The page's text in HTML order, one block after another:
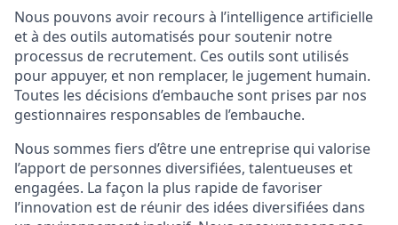
Nous pouvons avoir recours à l’intelligence artificielle
et à des outils automatisés pour soutenir notre
processus de recrutement. Ces outils sont utilisés
pour appuyer, et non remplacer, le jugement humain.
Toutes les décisions d’embauche sont prises par nos
gestionnaires responsables de l’embauche.
Nous sommes fiers d’être une entreprise qui valorise
l’apport de personnes diversifiées, talentueuses et
engagées. La façon la plus rapide de favoriser
l’innovation est de réunir des idées diversifiées dans